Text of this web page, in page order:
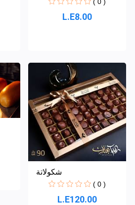
L.E8.00
شكولاتة
( 0 )
L.E120.00